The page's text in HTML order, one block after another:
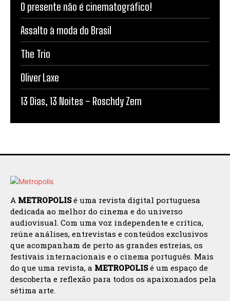
O presente não é cinematográfico!
Assalto à moda do Brasil
The Trio
Oliver Laxe
13 Dias, 13 Noites – Roschdy Zem
A METROPOLISé uma revista digital portuguesa
dedicada ao melhor do cinema e do universo
audiovisual. Com uma voz independente e crítica,
reúne análises, entrevistas e conteúdos exclusivos
que acompanham de perto as grandes estreias, os
festivais internacionais e o cinema português. Mais
do que uma revista, a METROPOLISé um espaço de
descoberta e reflexão para todos os apaixonados pela
sétima arte.